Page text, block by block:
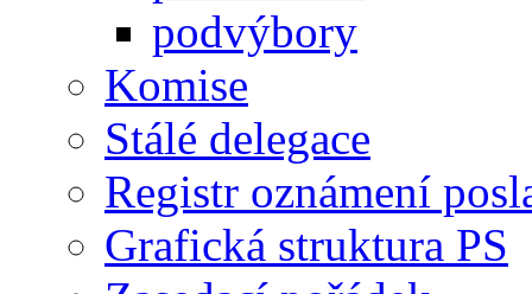
podvýbory
Komise
Stálé delegace
Registr oznámení
Grafická struktura PS